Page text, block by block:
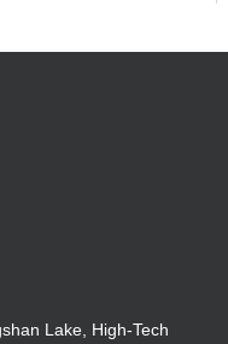
Lake, High-Tech